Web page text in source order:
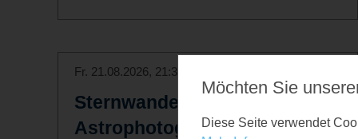
Fr. 21.08.2026, 21:30 Uhr
Sternwanderung mit
Astrophotograph Thomas
Möchten Sie
Diese Seite verwendet